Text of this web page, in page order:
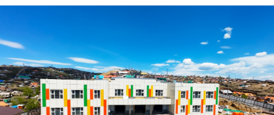
Валют ханш
Эдийн засаг
Үзэл бодол
Спорт